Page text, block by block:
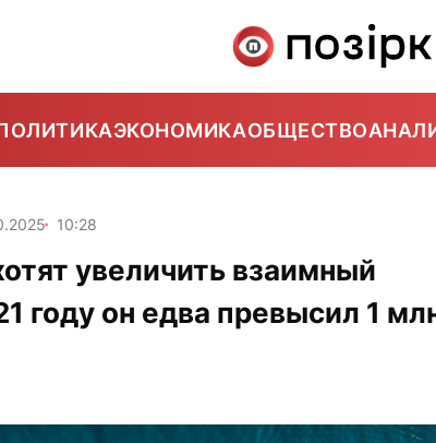
ЭКОНОМИКАОБЩЕСТВО
10:28
увеличить взаимный
году он едва превысил 1